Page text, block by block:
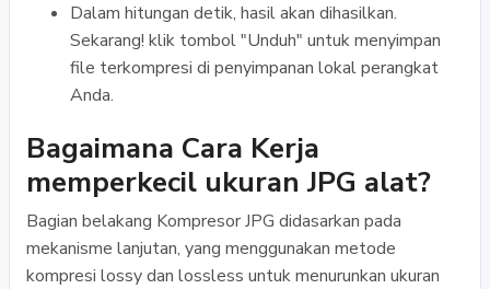
Dalam hitungan detik, hasil akan dihasilkan.
Sekarang! klik tombol "Unduh" untuk menyimpan
file terkompresi di penyimpanan lokal perangkat
Anda.
Bagaimana Cara Kerja
memperkecil ukuran JPG alat?
Bagian belakang Kompresor JPG didasarkan pada
mekanisme lanjutan, yang menggunakan metode
kompresi lossy dan lossless untuk menurunkan ukuran